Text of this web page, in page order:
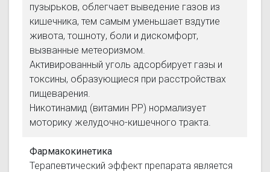
пузырьков, облегчает выведение газов из
кишечника, тем самым уменьшает вздутие
живота, тошноту, боли и дискомфорт,
вызванные метеоризмом.
Активированный уголь адсорбирует газы и
токсины, образующиеся при расстройствах
пищеварения.
Никотинамид (витамин РР) нормализует
моторику желудочно-кишечного тракта.
Фармакокинетика
Терапевтический эффект препарата является